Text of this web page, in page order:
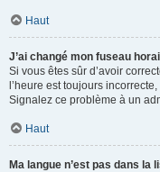
Haut
J’ai changé mon fuseau
Si vous êtes sûr d’avoir
l’heure est toujours
Signalez ce problème à un
Haut
Ma langue n’est pas dans la